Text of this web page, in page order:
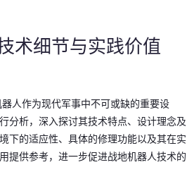
术细节与实践价值
人作为现代军事中不可或缺的重要设
分析，深入探讨其技术特点、设计理念及
下的适应性、具体的修理功能以及其在实
提供参考，进一步促进战地机器人技术的